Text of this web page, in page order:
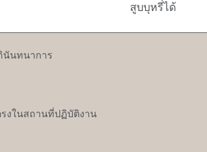
สูบบุหรี่ได้
นันทนาการ
งในสถานที่ปฏิบัติงาน